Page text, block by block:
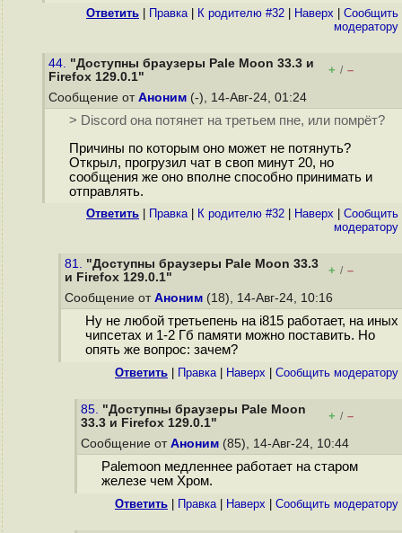
Ответить Правка| К родителю #32 Наверх
Cообщить
модератору
44. "Доступны браузеры Pale Moon 33.3 и
Firefox 129.0.1"
+ / –
Сообщение от Аноним (-), 14-Авг-24, 01:24
> Discord она потянет на третьем пне, или помрёт?
Причины по которым оно может не потянуть?
Открыл, прогрузил чат в своп минут 20, но
сообщения же оно вполне способно принимать и
отправлять.
Ответить Правка| К родителю #32 Наверх
Cообщить
модератору
81. "Доступны браузеры Pale Moon 33.3
и Firefox 129.0.1"
+ / –
Сообщение от Аноним (18), 14-Авг-24, 10:16
Ну не любой третьепень на i815 работает, на иных
чипсетах и 1-2 Гб памяти можно поставить. Но
опять же вопрос: зачем?
Ответить Правка| Наверх Cообщить модератору
85. "Доступны браузеры Pale Moon
33.3 и Firefox 129.0.1"
+ / –
Сообщение от Аноним (85), 14-Авг-24, 10:44
Palemoon медленнее работает на старом
железе чем Хром.
Ответить Правка| Наверх Cообщить модератору